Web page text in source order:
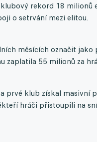
rekord 18 milionů
o setrvání mezi elitou.
měsících označit jako
zaplatila 55 milionů za
prvé klub získal masivní
hráči přistoupili na